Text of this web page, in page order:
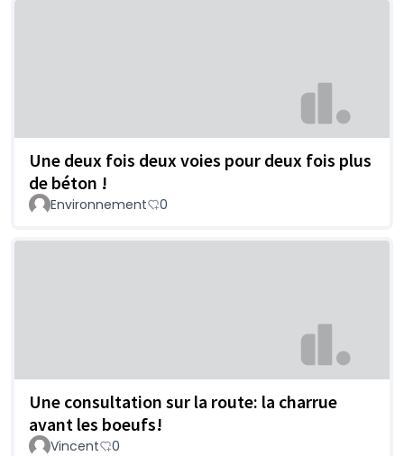
Une deux fois deux voies pour deux fois plus
de béton !
Environnement 0
Une consultation sur la route: la charrue
avant les boeufs!
Vincent 0